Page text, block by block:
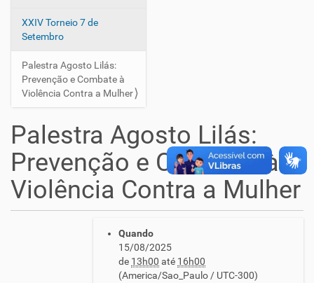
XXIV Torneio 7 de
Setembro
Palestra Agosto Lilás:
Prevenção e Combate à
Violência Contra a Mulher
Palestra Agosto Lilás:
Prevenção e Combate à
Violência Contra a Mulher
Quando
15/08/2025
de 13h00 até 16h00
(America/Sao_Paulo / UTC-300)